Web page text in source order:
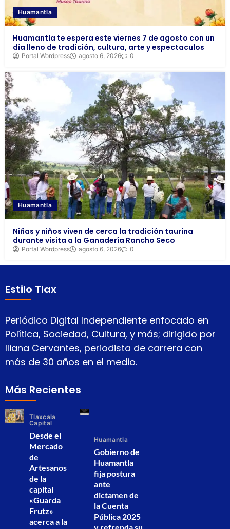
Huamantla
Huamantla te espera este viernes 7 de agosto con un
día lleno de tradición, cultura, arte y espectaculos
Portal Wordpress agosto 6, 2026 0
Huamantla
Niñas y niños viven de cerca la tradición taurina
durante visita a la Ganadería Rancho Seco
Portal Wordpress agosto 6, 2026 0
Estilo Tlax
Periódico Digital Independiente enfocado en
Política, Sociedad, Cultura, y más; dirigido por
Iliana Cervantes, periodista de carrera con
más de 30 años en el medio.
Más Recientes
Tlaxcala
Capital
Desde el
Mercado
de
Artesanos
de la
capital
«Guarda
Frutz»
acerca a la
Huamantla
Gobierno de
Huamantla
fija postura
ante
dictamen de
la Cuenta
Pública 2025
y refrenda su